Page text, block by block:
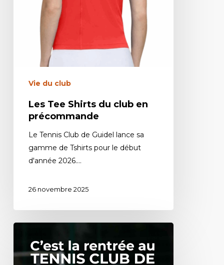
Vie du club
Les Tee Shirts du club en
précommande
Le Tennis Club de Guidel lance sa
gamme de Tshirts pour le début
d'année 2026.…
26 novembre 2025